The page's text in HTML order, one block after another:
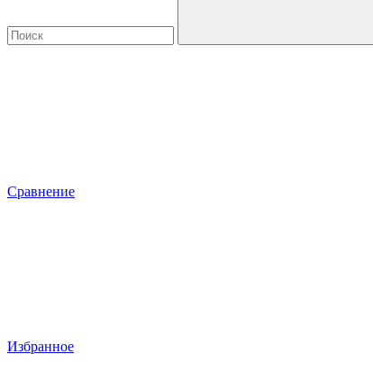
Сравнение
Избранное